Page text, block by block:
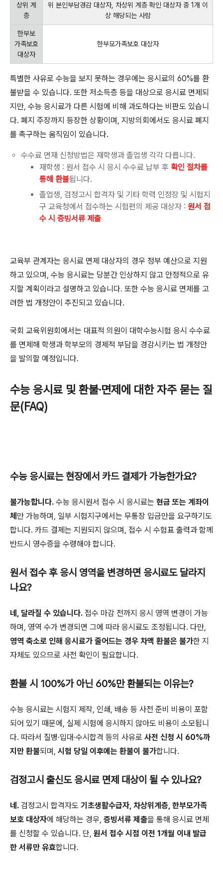
상위 계
층
위 본인부담경감 대상자, 차상위 계층 확인 대상자 중 1개 이
상 해당되는 사람
한부보
가족보호
대상자
한부모가족보호 대상자
특별한 사유로 수능을 보지 못하는 경우에는 응시료의 60%를 환
불받을 수 있습니다. 또한 저소득층 등을 대상으로 응시료 면제되
지만, 수능 응시료가 다른 시험에 비해 과도하다는 비판도 있습니
다. 폐지 주장까지 등장한 상황이며, 지방의회에서도 응시료 폐지
를 촉구하는 움직임이 있습니다.
수수료 면재 신청방법은 재학생과 졸업생 각각 다릅니다.
재학생 : 원서 접수 시 응시 수수료 납부 후 확인 절차를
통해 환불됩니다.
졸업생, 검정고시 합격자 및 기타 학력 인정장 및 시험지
구 교육청에서 접수하는 시험편의 제공 대상자 : 원서 접
수 시 증빙서류 제출
교육부 관계자는 응시료 면제 대상자의 경우 정부 예산으로 지원
하고 있으며, 수능 응시료는 당분간 인상하지 않고 안정적으로 유
지할 계획이라고 설명하고 있습니다. 또한 수능 응시료 면제를 고
려한 법 개정안이 추진되고 있습니다.
국회 교육위원회에서는 대표적 의원이 대학수능시험 응시 수수료
를 면제해 학생과 학부모의 경제적 부담을 경감시키는 법 개정안
을 발의할 예정입니다.
수능 응시료 및 환불·면제에 대한 자주 묻는 질
문(FAQ)
수능 응시료는 현장에서 카드 결제가 가능한가요?
불가능합니다. 수능 응시원서 접수 시 응시료는 현금 또는 계좌이
체 만 가능하며, 일부 시험지구에서는 무통장 입금만을 요구하기도
합니다. 카드 결제는 지원되지 않으며, 접수 시 수험표 출력과 함께
반드시 영수증을 수령해야 합니다.
원서 접수 후 응시 영역을 변경하면 응시료도 달라지
나요?
네, 달라질 수 있습니다. 접수 마감 전까지 응시 영역 변경이 가능
하며, 영역 수가 변경되면 그에 따라 응시료도 조정됩니다. 다만,
영역 축소로 인해 응시료가 줄어드는 경우 차액 환불은 불가한 지
자체도 있으므로 사전 확인이 필요합니다.
환불 시 100%가 아닌 60%만 환불되는 이유는?
수능 응시료는 시험지 제작, 인쇄, 배송 등 사전 준비 비용이 포함
되어 있기 때문에, 실제 시험에 응시하지 않아도 비용이 소모됩니
다. 따라서 질병·입대·수시합격 등의 사유로 사전 신청 시 60%까
지만 환불되며, 시험 당일 이후에는 환불이 불가합니다.
검정고시 출신도 응시료 면제 대상이 될 수 있나요?
네. 검정고시 합격자도 기초생활수급자, 차상위계층, 한부모가족
보호 대상자에 해당하는 경우, 증빙서류 제출을 통해 응시료 면제
를 신청할 수 있습니다. 단, 원서 접수 시점 이전 1개월 이내 발급
한 서류만 유효합니다.